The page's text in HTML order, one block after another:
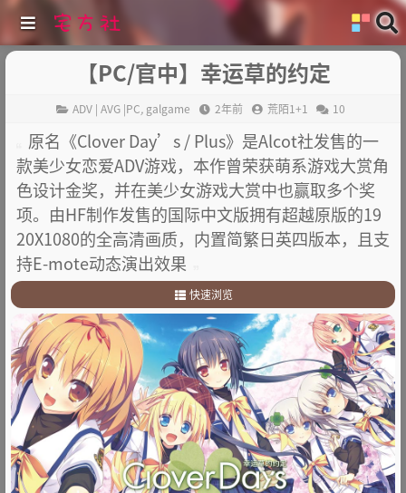
【PC/官中】幸运草的约定
ADV | AVG |PC, galgame 2年前 荒陌1+1 10
原名《Clover Day’s / Plus》是Alcot社发售的一
款美少女恋爱ADV游戏，本作曾荣获萌系游戏大赏角
色设计金奖，并在美少女游戏大赏中也赢取多个奖
项。由HF制作发售的国际中文版拥有超越原版的19
20X1080的全高清画质，内置简繁日英四版本，且支
持E-mote动态演出效果
快速浏览
.故事简介
2. 其他